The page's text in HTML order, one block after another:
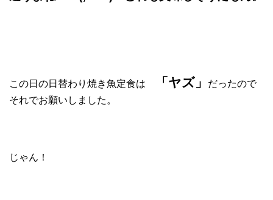
この日の日替わり焼き魚定食は 「ヤズ」
だったので
それでお願いしました。
じゃん！